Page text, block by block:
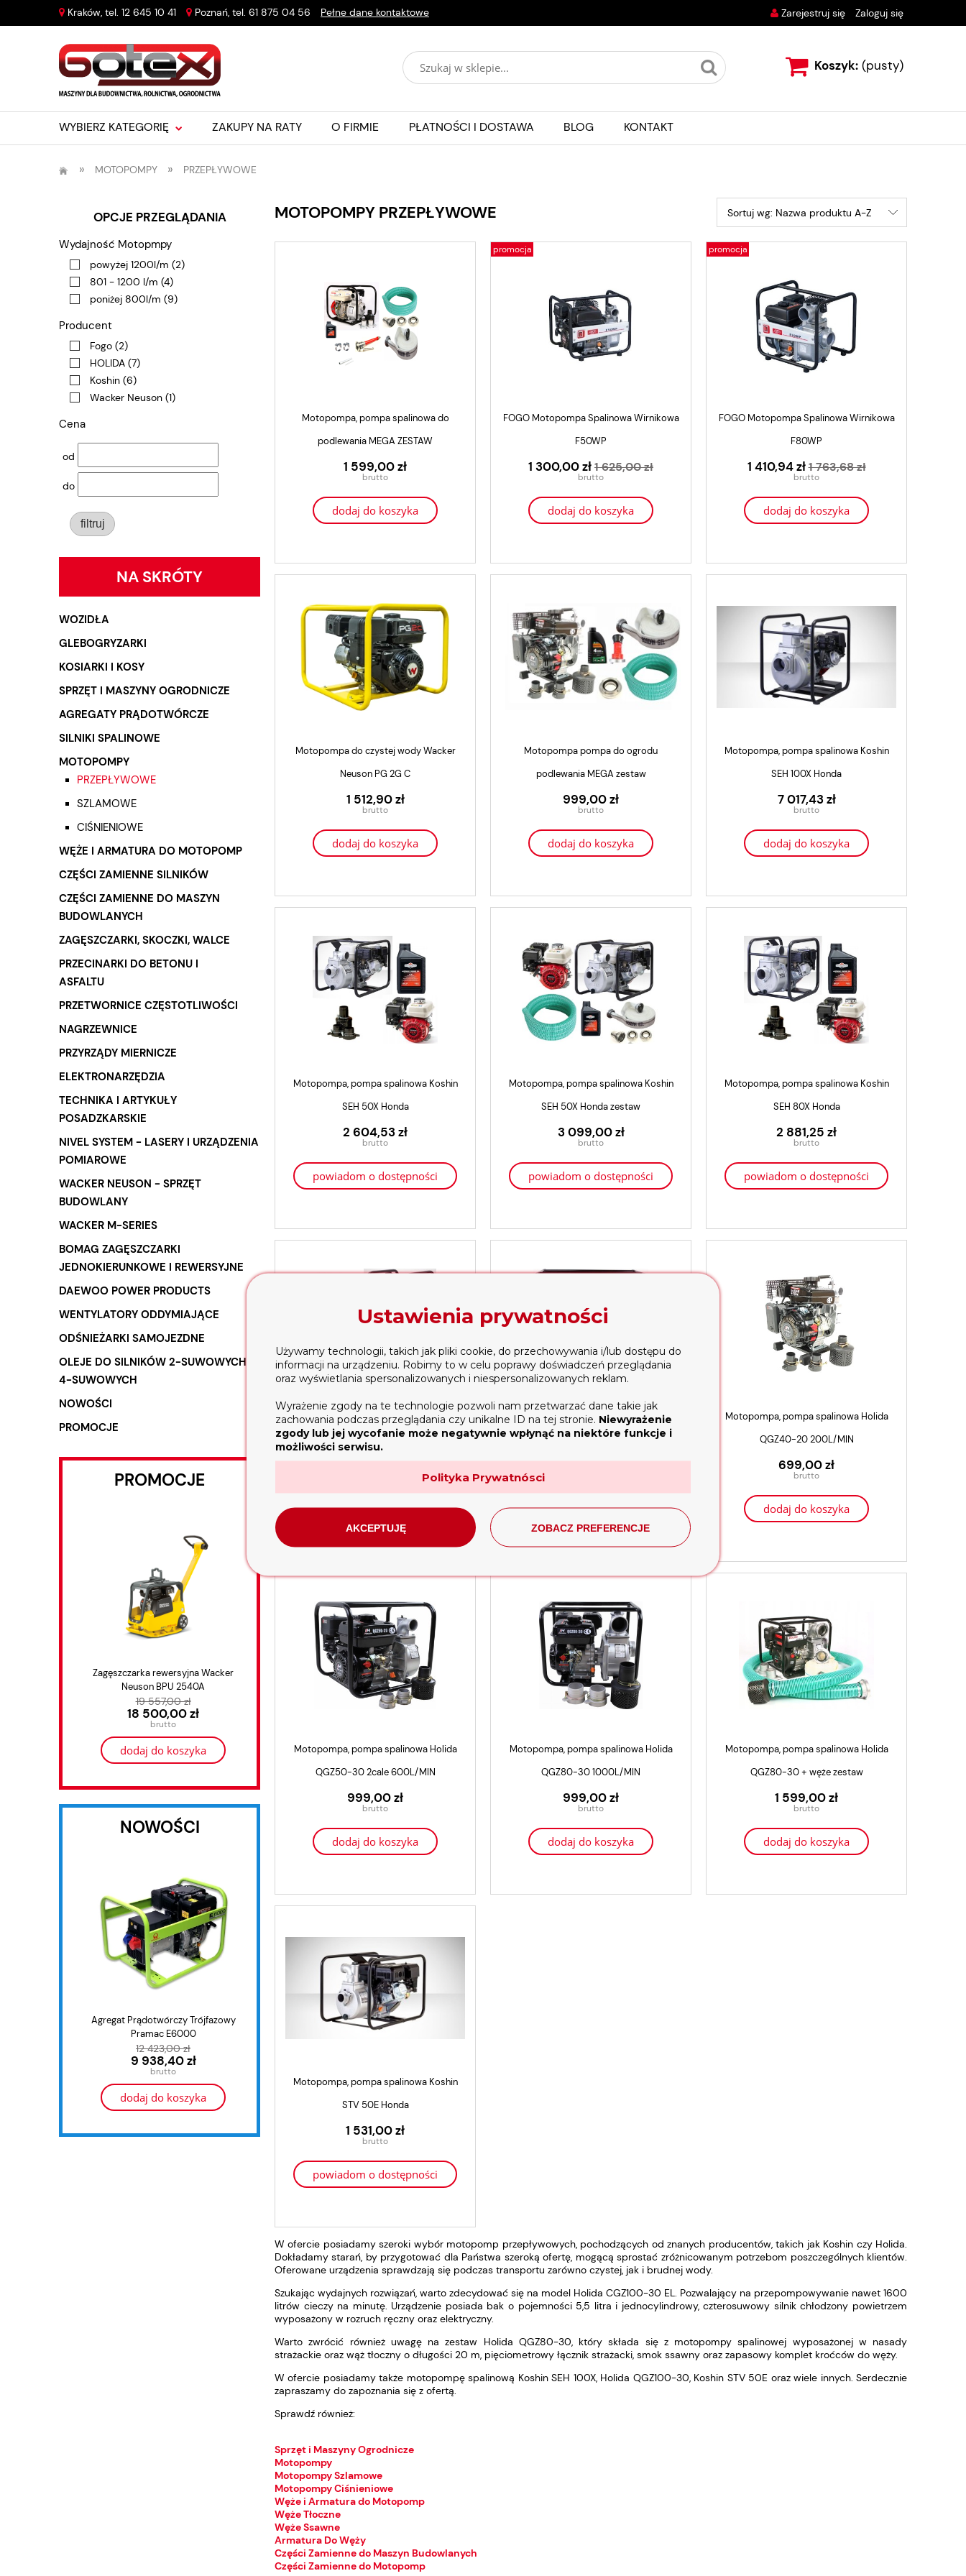
Kraków, tel. 12 645 10 41 Poznań, tel. 61 875 04 56 Pełne dane kontaktowe Zarejestruj się Zaloguj się
Koszyk: (pusty)
WYBIERZ KATEGORIĘ ZAKUPY NA RATY O FIRMIE PŁATNOŚCI I DOSTAWA BLOG KONTAKT
» MOTOPOMPY » PRZEPŁYWOWE
OPCJE PRZEGLĄDANIA
Wydajność Motopmpy
powyżej 1200l/m (2)
801 - 1200 l/m (4)
poniżej 800l/m (9)
Producent
Fogo (2)
HOLIDA (7)
Koshin (6)
Wacker Neuson (1)
Cena
od
do
filtruj
NA SKRÓTY
WOZIDŁA
GLEBOGRYZARKI
KOSIARKI I KOSY
SPRZĘT I MASZYNY OGRODNICZE
AGREGATY PRĄDOTWÓRCZE
SILNIKI SPALINOWE
MOTOPOMPY
PRZEPŁYWOWE
SZLAMOWE
CIŚNIENIOWE
WĘŻE I ARMATURA DO MOTOPOMP
CZĘŚCI ZAMIENNE SILNIKÓW
CZĘŚCI ZAMIENNE DO MASZYN
BUDOWLANYCH
ZAGĘSZCZARKI, SKOCZKI, WALCE
PRZECINARKI DO BETONU I
ASFALTU
PRZETWORNICE CZĘSTOTLIWOŚCI
NAGRZEWNICE
PRZYRZĄDY MIERNICZE
ELEKTRONARZĘDZIA
TECHNIKA I ARTYKUŁY
POSADZKARSKIE
NIVEL SYSTEM - LASERY I URZĄDZENIA
POMIAROWE
WACKER NEUSON - SPRZĘT
BUDOWLANY
WACKER M-SERIES
BOMAG ZAGĘSZCZARKI
JEDNOKIERUNKOWE I REWERSYJNE
DAEWOO POWER PRODUCTS
WENTYLATORY ODDYMIAJĄCE
ODŚNIEŻARKI SAMOJEZDNE
OLEJE DO SILNIKÓW 2-SUWOWYCH I
4-SUWOWYCH
NOWOŚCI
PROMOCJE
PROMOCJE
Zagęszczarka rewersyjna Wacker
Neuson BPU 2540A
19 557,00 zł
18 500,00 zł
dodaj do koszyka
Agregat prądotwórczy, generator
Holida WM 8500E 7,7 kW
3 499,00 zł
3 299,00 zł
dodaj do koszyka
GLEBOGRYZARKA SPALINOWA
HOLIDA WM900M-3 ZESTAW GIGANT
+ KOSIARKA
4 899,00 zł
dodaj do koszyka
Glebogryzarka Spalinowa Weima
WMX620
4 499,00 zł
powiadom o dostępności
NOWOŚCI
Agregat Prądotwórczy Trójfazowy
Pramac E6000
12 423,00 zł
9 938,40 zł
dodaj do koszyka
Agregat Prądotwórczy Trójfazowy
Pramac DX8500
dodaj do koszyka
MOTOPOMPY PRZEPŁYWOWE Sortuj wg: Nazwa produktu A-Z
Motopompa, pompa spalinowa do
podlewania MEGA ZESTAW
1 599,00 zł
dodaj do koszyka
FOGO Motopompa Spalinowa Wirnikowa
F50WP
1 300,00 zł1 625,00 zł
dodaj do koszyka
promocja
FOGO Motopompa Spalinowa Wirnikowa
F80WP
1 410,94 zł1 763,68 zł
dodaj do koszyka
promocja
Motopompa do czystej wody Wacker
Neuson PG 2G C
1 512,90 zł
dodaj do koszyka
Motopompa pompa do ogrodu
podlewania MEGA zestaw
999,00 zł
dodaj do koszyka
Motopompa, pompa spalinowa Koshin
SEH 100X Honda
7 017,43 zł
dodaj do koszyka
Motopompa, pompa spalinowa Koshin
SEH 50X Honda
2 604,53 zł
powiadom o dostępności
Motopompa, pompa spalinowa Koshin
SEH 50X Honda zestaw
3 099,00 zł
powiadom o dostępności
Motopompa, pompa spalinowa Koshin
SEH 80X Honda
2 881,25 zł
powiadom o dostępności
Motopompa, pompa spalinowa Koshin
SEH 80X Honda zestaw
3 449,00 zł
powiadom o dostępności
Motopompa, pompa spalinowa Holida
QGZ100-30 4cale 1600l/min silnik 13KM
1 799,00 zł
dodaj do koszyka
Motopompa, pompa spalinowa Holida
QGZ40-20 200L/MIN
699,00 zł
dodaj do koszyka
Motopompa, pompa spalinowa Holida
QGZ50-30 2cale 600L/MIN
999,00 zł
dodaj do koszyka
Motopompa, pompa spalinowa Holida
QGZ80-30 1000L/MIN
999,00 zł
dodaj do koszyka
Motopompa, pompa spalinowa Holida
QGZ80-30 + węże zestaw
1 599,00 zł
dodaj do koszyka
Motopompa, pompa spalinowa Koshin
STV 50E Honda
1 531,00 zł
powiadom o dostępności
W ofercie posiadamy szeroki wybór motopomp przepływowych, pochodzących od znanych producentów, takich jak Koshin czy Holida.
Dokładamy starań, by przygotować dla Państwa szeroką ofertę, mogącą sprostać zróżnicowanym potrzebom poszczególnych klientów.
Oferowane urządzenia sprawdzają się podczas transportu zarówno czystej, jak i brudnej wody.
Szukając wydajnych rozwiązań, warto zdecydować się na model Holida CGZ100-30 EL. Pozwalający na przepompowywanie nawet 1600
litrów cieczy na minutę. Urządzenie posiada bak o pojemności 5,5 litra i jednocylindrowy, czterosuwowy silnik chłodzony powietrzem
wyposażony w rozruch ręczny oraz elektryczny.
Warto zwrócić również uwagę na zestaw Holida QGZ80-30, który składa się z motopompy spalinowej wyposażonej w nasady
strażackie oraz wąż tłoczny o długości 20 m, pięciometrowy łącznik strażacki, smok ssawny oraz zapasowy komplet kroćców do węży.
W ofercie posiadamy także motopompę spalinową Koshin SEH 100X, Holida QGZ100-30, Koshin STV 50E oraz wiele innych. Serdecznie
zapraszamy do zapoznania się z ofertą.
Sprawdź również:
Sprzęt i Maszyny Ogrodnicze
Motopompy
Motopompy Szlamowe
Motopompy Ciśnieniowe
Węże i Armatura do Motopomp
Węże Tłoczne
Węże Ssawne
Armatura Do Węży
Części Zamienne do Maszyn Budowlanych
Części Zamienne do Motopomp
Ustawienia prywatności
Używamy technologii, takich jak pliki cookie, do przechowywania i/lub dostępu do
informacji na urządzeniu. Robimy to w celu poprawy doświadczeń przeglądania
oraz wyświetlania spersonalizowanych i niespersonalizowanych reklam.
Wyrażenie zgody na te technologie pozwoli nam przetwarzać dane takie jak
zachowania podczas przeglądania czy unikalne ID na tej stronie. Niewyrażenie
zgody lub jej wycofanie może negatywnie wpłynąć na niektóre funkcje i
możliwości serwisu.
Polityka Prywatnósci
AKCEPTUJĘ ZOBACZ PREFERENCJE